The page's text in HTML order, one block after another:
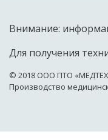
Внимание:
Для получения
© 2018 OOO ПТО
Производство